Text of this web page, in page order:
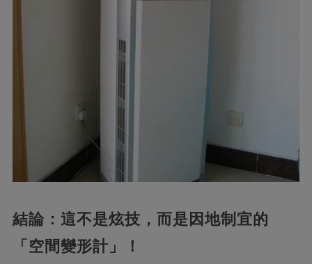
​結論：這不是炫技，而是因地制宜的
「空間變形計」！​